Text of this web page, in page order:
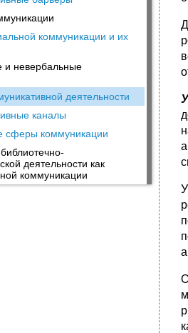
коммуникации и их
и невербальные
деятельности
каналы
сферы коммуникации
деятельности как
коммуникации